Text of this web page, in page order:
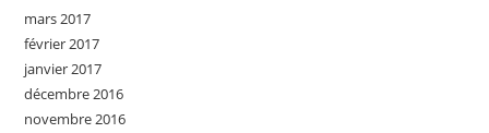
mars 2017
février 2017
janvier 2017
décembre 2016
novembre 2016